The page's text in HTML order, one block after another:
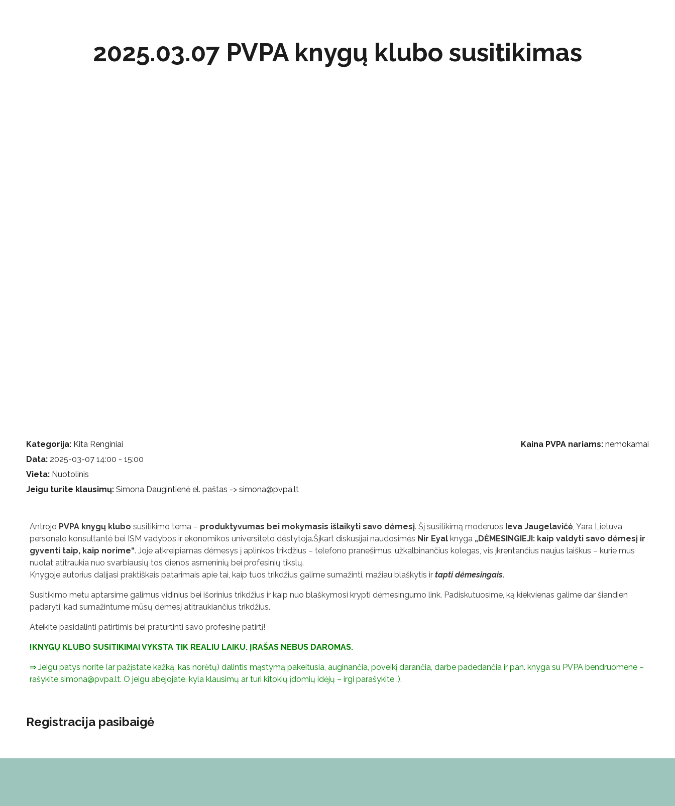
2025.03.07 PVPA knygų klubo susitikimas
Kategorija: Kita Renginiai
Data: 2025-03-07 14:00 - 15:00
Vieta: Nuotolinis
Jeigu turite klausimų: Simona Daugintienė el. paštas -> simona@pvpa.lt
Kaina PVPA nariams: nemokamai
Antrojo PVPA knygų klubo susitikimo tema – produktyvumas bei mokymasis išlaikyti savo dėmesį. Šį susitikimą moderuos Ieva Jaugelavičė , Yara Lietuva
personalo konsultantė bei ISM vadybos ir ekonomikos universiteto dėstytoja.Šįkart diskusijai naudosimės Nir Eyal knyga „DĖMESINGIEJI: kaip valdyti savo dėmesį ir
gyventi taip, kaip norime“. Joje atkreipiamas dėmesys į aplinkos trikdžius – telefono pranešimus, užkalbinančius kolegas, vis įkrentančius naujus laiškus – kurie mus
nuolat atitraukia nuo svarbiausių tos dienos asmeninių bei profesinių tikslų.
Knygoje autorius dalijasi praktiškais patarimais apie tai, kaip tuos trikdžius galime sumažinti, mažiau blaškytis ir tapti dėmesingais.
Susitikimo metu aptarsime galimus vidinius bei išorinius trikdžius ir kaip nuo blaškymosi krypti dėmesingumo link. Padiskutuosime, ką kiekvienas galime dar šiandien
padaryti, kad sumažintume mūsų dėmesį atitraukiančius trikdžius.
Ateikite pasidalinti patirtimis bei praturtinti savo profesinę patirtį!
!KNYGŲ KLUBO SUSITIKIMAI VYKSTA TIK REALIU LAIKU. ĮRAŠAS NEBUS DAROMAS.
⇒ Jeigu patys norite (ar pažįstate kažką, kas norėtų) dalintis mąstymą pakeitusia, auginančia, poveikį darančia, darbe padedančia ir pan. knyga su PVPA bendruomene –
rašykite simona@pvpa.lt. O jeigu abejojate, kyla klausimų ar turi kitokių įdomių idėjų – irgi parašykite :).
Registracija pasibaigė